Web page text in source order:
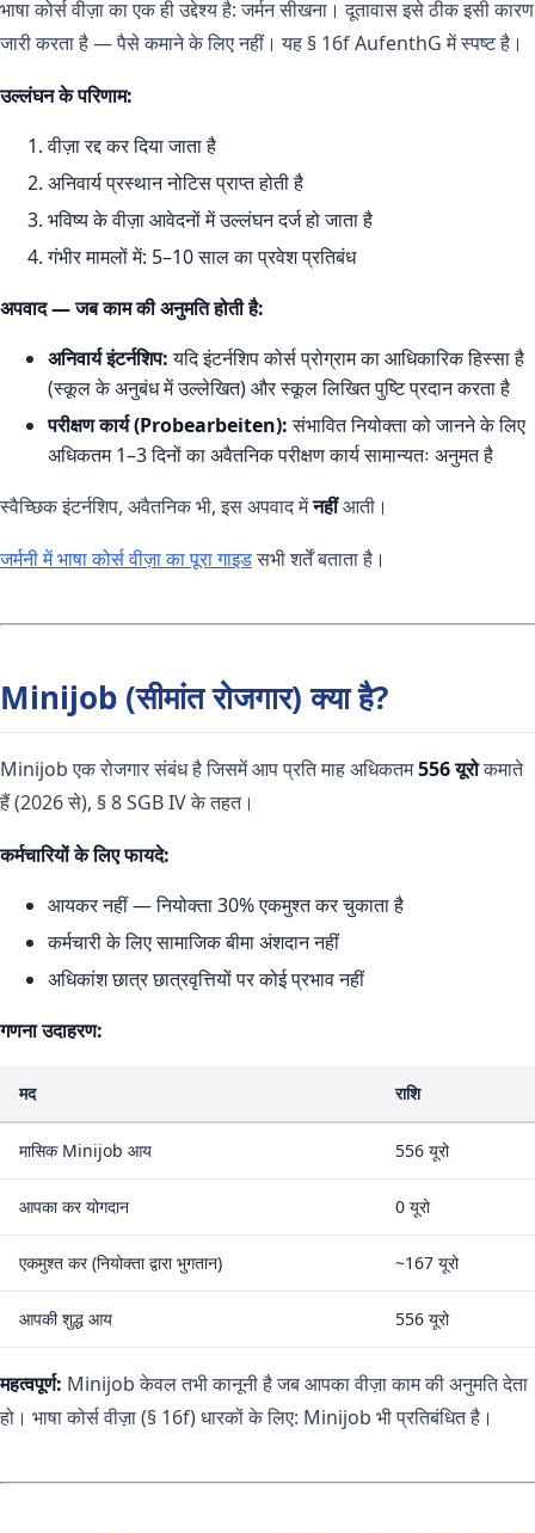
भाषा कोर्स वीज़ा का एक ही उद्देश्य है: जर्मन सीखना। दूतावास इसे ठीक इसी कारण
जारी करता है — पैसे कमाने के लिए नहीं। यह § 16f AufenthG में स्पष्ट है।
उल्लंघन के परिणाम:
वीज़ा रद्द कर दिया जाता है
अनिवार्य प्रस्थान नोटिस प्राप्त होती है
भविष्य के वीज़ा आवेदनों में उल्लंघन दर्ज हो जाता है
गंभीर मामलों में: 5–10 साल का प्रवेश प्रतिबंध
अपवाद — जब काम की अनुमति होती है:
अनिवार्य इंटर्नशिप:यदि इंटर्नशिप कोर्स प्रोग्राम का आधिकारिक हिस्सा है
(स्कूल के अनुबंध में उल्लेखित) और स्कूल लिखित पुष्टि प्रदान करता है
परीक्षण कार्य (Probearbeiten):संभावित नियोक्ता को जानने के लिए
अधिकतम 1–3 दिनों का अवैतनिक परीक्षण कार्य सामान्यतः अनुमत है
स्वैच्छिक इंटर्नशिप, अवैतनिक भी, इस अपवाद मेंनहींआती।
जर्मनी में भाषा कोर्स वीज़ा का पूरा गाइडसभी शर्तें बताता है।
Minijob (सीमांत रोजगार) क्या है?
Minijob एक रोजगार संबंध है जिसमें आप प्रति माह अधिकतम556 यूरोकमाते
हैं (2026 से), § 8 SGB IV के तहत।
कर्मचारियों के लिए फायदे:
आयकर नहीं — नियोक्ता 30% एकमुश्त कर चुकाता है
कर्मचारी के लिए सामाजिक बीमा अंशदान नहीं
अधिकांश छात्र छात्रवृत्तियों पर कोई प्रभाव नहीं
गणना उदाहरण:
मद राशि
मासिक Minijob आय 556 यूरो
आपका कर योगदान 0 यूरो
एकमुश्त कर (नियोक्ता द्वारा भुगतान) ~167 यूरो
आपकी शुद्ध आय 556 यूरो
महत्वपूर्ण: Minijob केवल तभी कानूनी है जब आपका वीज़ा काम की अनुमति देता
हो। भाषा कोर्स वीज़ा (§ 16f) धारकों के लिए: Minijob भी प्रतिबंधित है।